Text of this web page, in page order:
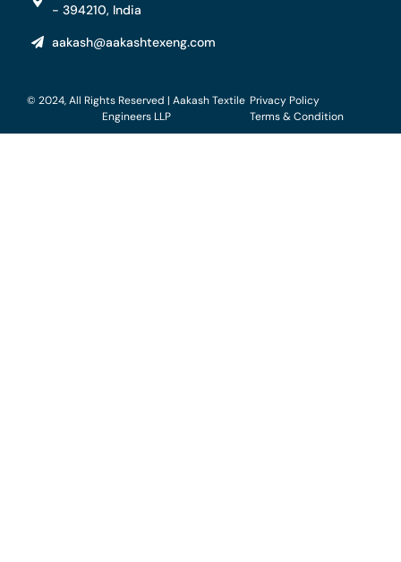
- 394210, India
aakash@aakashtexeng.com
© 2024, All Rights Reserved | Aakash Textile
Engineers LLP
Privacy Policy
Terms & Condition